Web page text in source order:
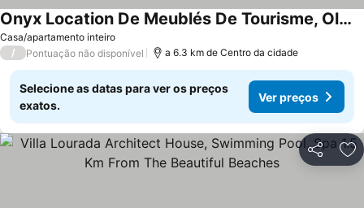
Casa/apartamento inteiro
Onyx Location De Meublés De Tourisme, Olmeto
/ Pontuação não disponível a 6.3 km de Centro da cidade
Selecione as datas para ver os preços
exatos.
Ver preços
Partilhar